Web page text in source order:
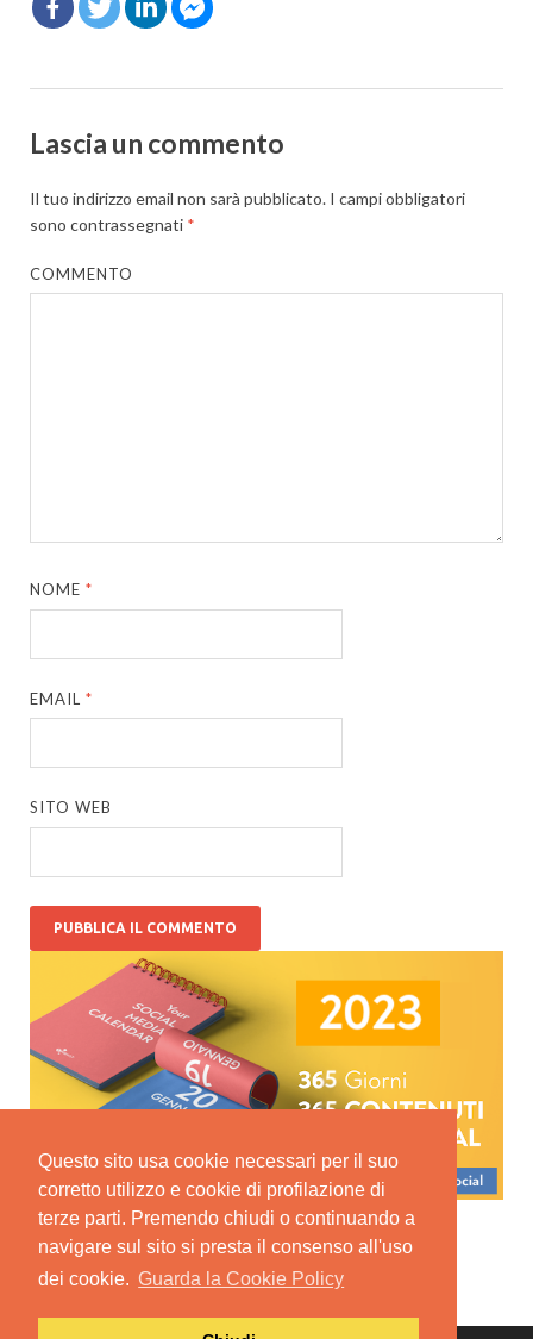
Questo sito usa cookie necessari per il suo
corretto utilizzo e cookie di profilazione di
terze parti. Premendo chiudi o continuando a
navigare sul sito si presta il consenso all'uso
dei cookie. Guarda la Cookie Policy
Lascia un commento
Il tuo indirizzo email non sarà pubblicato. I campi obbligatori
sono contrassegnati *
COMMENTO
NOME*
EMAIL*
SITO WEB